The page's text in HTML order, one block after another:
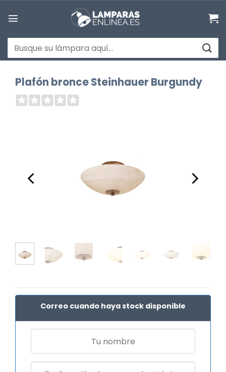
Buscar
por:
Plafón bronce Steinhauer Burgundy
Correo cuando haya stock disponible